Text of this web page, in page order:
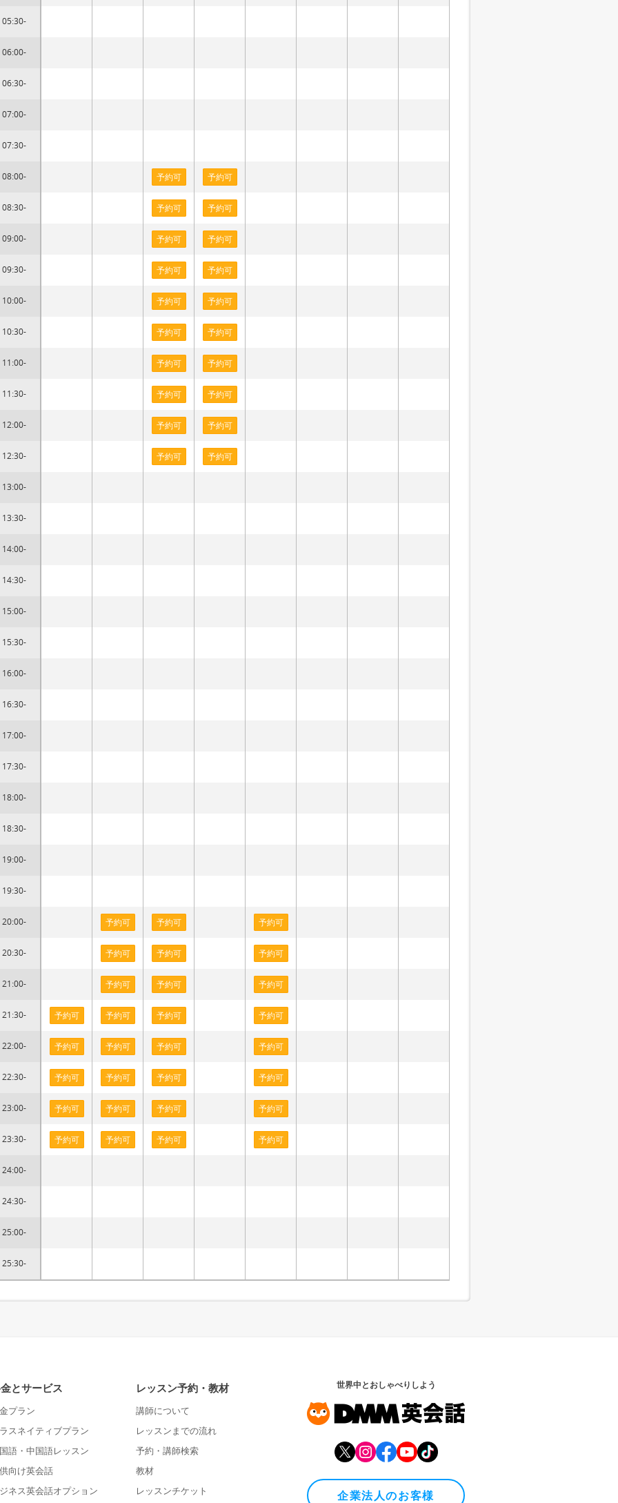
05:30-
06:00-
06:30-
07:00-
07:30-
08:00-
08:30-
09:00-
09:30-
10:00-
10:30-
11:00-
11:30-
12:00-
12:30-
13:00-
13:30-
14:00-
14:30-
15:00-
15:30-
16:00-
16:30-
17:00-
17:30-
18:00-
18:30-
19:00-
19:30-
20:00-
20:30-
21:00-
21:30-
22:00-
22:30-
23:00-
23:30-
24:00-
24:30-
25:00-
25:30-
予約可
予約可
予約可
予約可
予約可
予約可
予約可
予約可
予約可
予約可
予約可
予約可
予約可
予約可
予約可
予約可
予約可
予約可
予約可
予約可
予約可
予約可
予約可
予約可
予約可
予約可
予約可
予約可
予約可
予約可
予約可
予約可
予約可
予約可
予約可
予約可
予約可
予約可
予約可
予約可
予約可
予約可
予約可
予約可
予約可
予約可
予約可
予約可
予約可
とサービス
プラン
スネイティブプラン
語・中国語レッスン
向け英会話
ネス英会話オプション
レッスン予約・教材
講師について
レッスンまでの流れ
予約・講師検索
教材
レッスンチケット
世界中とおしゃべりしよう
企業法人のお客様